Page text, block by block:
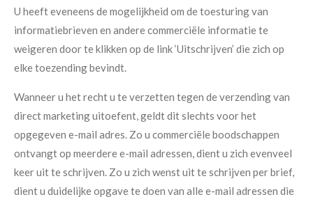
U heeft eveneens de mogelijkheid om de toesturing van
informatiebrieven en andere commerciële informatie te
weigeren door te klikken op de link ‘Uitschrijven’ die zich op
elke toezending bevindt.
Wanneer u het recht u te verzetten tegen de verzending van
direct marketing uitoefent, geldt dit slechts voor het
opgegeven e-mail adres. Zo u commerciële boodschappen
ontvangt op meerdere e-mail adressen, dient u zich evenveel
keer uit te schrijven. Zo u zich wenst uit te schrijven per brief,
dient u duidelijke opgave te doen van alle e-mail adressen die